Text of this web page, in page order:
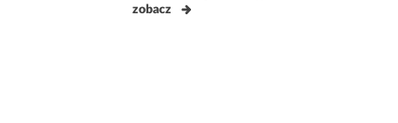
zobacz